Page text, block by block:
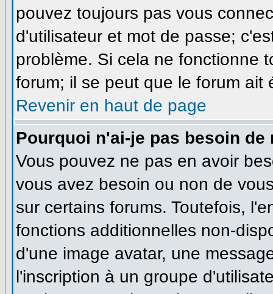
pouvez toujours pas vous
d'utilisateur et mot de passe;
problème. Si cela ne fonctionne
forum; il se peut que le forum ait
Revenir en haut de page
Pourquoi n'ai-je pas besoin de
Vous pouvez ne pas en avoir
vous avez besoin ou non de
sur certains forums. Toutefois,
fonctions additionnelles non-
d'une image avatar, une
l'inscription à un groupe